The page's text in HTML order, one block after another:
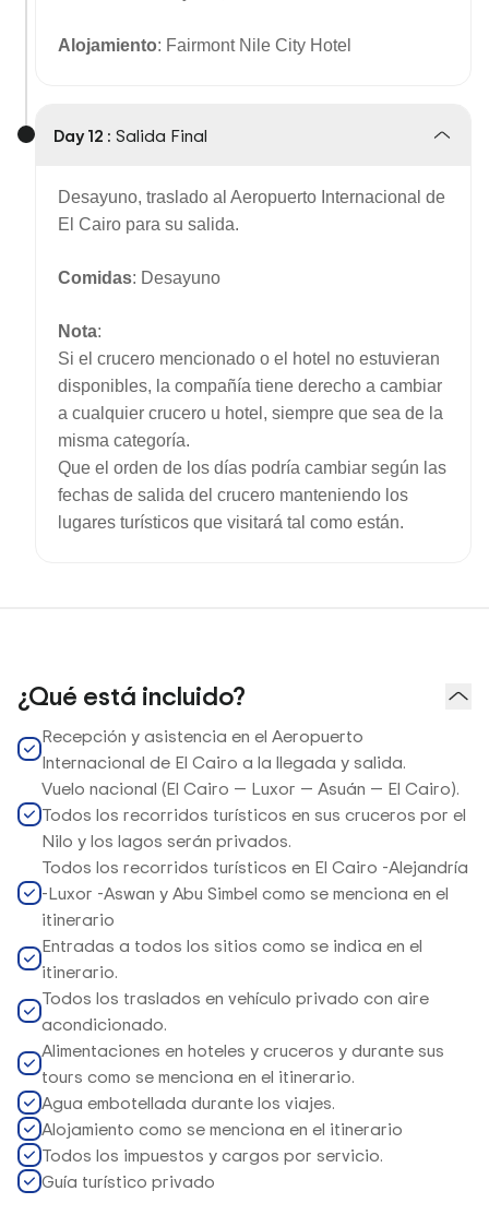
Alojamiento: Fairmont Nile City Hotel
Day 12 : Salida Final
Desayuno, traslado al Aeropuerto Internacional de
El Cairo para su salida.
Comidas: Desayuno
Nota:
Si el crucero mencionado o el hotel no estuvieran
disponibles, la compañía tiene derecho a cambiar
a cualquier crucero u hotel, siempre que sea de la
misma categoría.
Que el orden de los días podría cambiar según las
fechas de salida del crucero manteniendo los
lugares turísticos que visitará tal como están.
¿Qué está incluido?
Recepción y asistencia en el Aeropuerto
Internacional de El Cairo a la llegada y salida.
Vuelo nacional (El Cairo — Luxor — Asuán — El Cairo).
Todos los recorridos turísticos en sus cruceros por el
Nilo y los lagos serán privados.
Todos los recorridos turísticos en El Cairo -Alejandría
-Luxor -Aswan y Abu Simbel como se menciona en el
itinerario
Entradas a todos los sitios como se indica en el
itinerario.
Todos los traslados en vehículo privado con aire
acondicionado.
Alimentaciones en hoteles y cruceros y durante sus
tours como se menciona en el itinerario.
Agua embotellada durante los viajes.
Alojamiento como se menciona en el itinerario
Todos los impuestos y cargos por servicio.
Guía turístico privado